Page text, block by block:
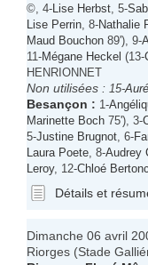
©, 4- Lise Herbst , 5-
Lise Perrin , 8-Nathalie
Maud Bouchon 89'), 9-
11-Mégane Heckel (13-
HENRIONNET
Non utilisées : 15-
Besançon : 1-
Marinette Boch 75'), 3-
5-Justine Brugnot , 6-
Laura Poete , 8-Audrey
Leroy, 12-Chloé
Détails et
Dimanche 06 avril
Riorges (Stade